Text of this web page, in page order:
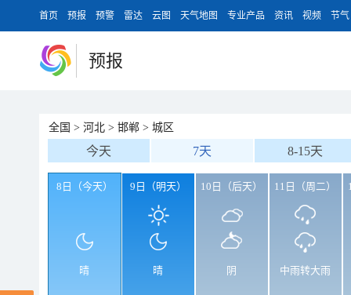
首页 预报 预警 雷达 云图 天气地图 专业产品 资讯 视频 节气
预报
全国 > 河北 > 邯郸 > 城区
今天 7天 8-15天
8日（今天）
晴
9日（明天）
晴
10日（后天）
阴
11日（周二）
中雨转大雨